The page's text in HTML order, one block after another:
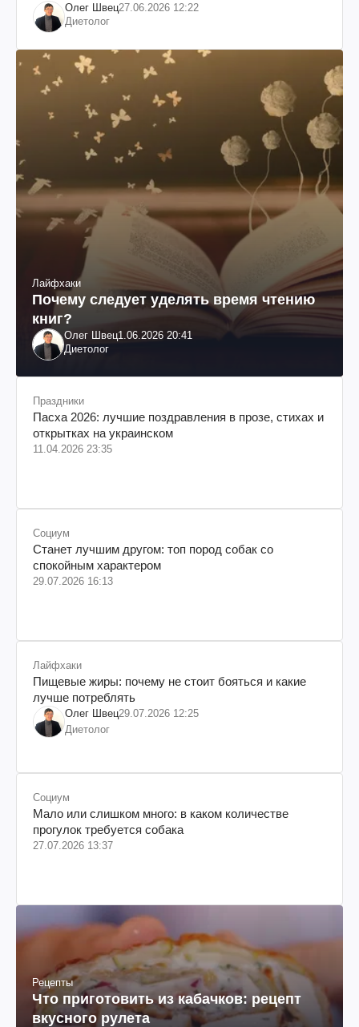
Олег Швец27.06.2026 12:22
Диетолог
Лайфхаки
Почему следует уделять время чтению
книг?
Олег Швец1.06.2026 20:41
Диетолог
Праздники
Пасха 2026: лучшие поздравления в прозе, стихах и
открытках на украинском
11.04.2026 23:35
Социум
Станет лучшим другом: топ пород собак со
спокойным характером
29.07.2026 16:13
Лайфхаки
Пищевые жиры: почему не стоит бояться и какие
лучше потреблять
Олег Швец29.07.2026 12:25
Диетолог
Социум
Мало или слишком много: в каком количестве
прогулок требуется собака
27.07.2026 13:37
Рецепты
Что приготовить из кабачков: рецепт
вкусного рулета